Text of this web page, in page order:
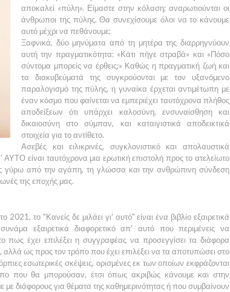
αποκαλεί «πύλη». Είμαστε στην κόλαση; αναρωτιούνται οι
άνθρωποι της πύλης. Θα συνεχίσουμε όλοι να το κάνουμε
αυτό μέχρι να πεθάνουμε;
Ξαφνικά, δύο μηνύματα από τη μητέρα της διαρρηγνύουν
αυτή την πραγματικότητα: «Κάτι πήγε στραβά» και «Πόσο
σύντομα μπορείς να έρθεις;» Καθώς η πραγματική ζωή και
τα διακυβεύματά της συγκρούονται με τον υξανόμενο
παραλογισμό της πύλης, η γυναίκα έρχεται αντιμέτωπη με
έναν κόσμο που φαίνεται να εμπεριέχει ταυτόχρονα πλήθος
αποδείξεων ότι υπάρχει καλοσύνη, ενσυναίσθηση και
δικαιοσύνη στο σύμπαν, και καταιγιστικά αποδεικτικά
στοιχεία για το αντίθετο.
Ασεβές και ειλικρινές, συγκλονιστικό και απολαυστικά
είναι ταυτόχρονα μια ερωτική επιστολή προς το ατελείωτο
γύρω από την αγάπη, τη γλώσσα και την ανθρώπινη σύνδεση
της εποχής μας.
το "Κανείς δε μιλάει γι' αυτό" είναι ένα βιβλίο εξαιρετικά
εξαιρετικά διαφορετικό απ' αυτό που περιμένεις να
πως έχει επιλέξει η συγγραφέας να προσεγγίσει τα διάφορα
αλλά ως προς τον τρόπο που έχει επιλέξει να τα αποτυπώσει στο
εσωτερικές σκέψεις, ορισμένες εκ των οποίων εκφράζονται
που θα μπορούσαν, έτσι όπως ακριβώς κάνουμε και στην
διάφορους για θέματα της καθημερινότητας ή που συμβαίνουν